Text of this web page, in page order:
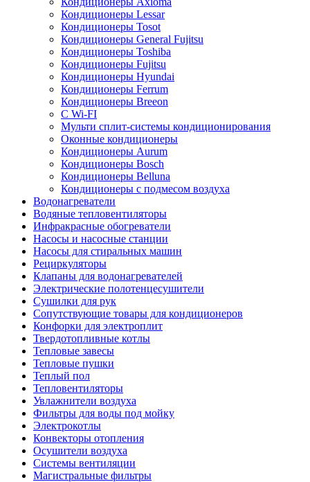
Кондиционеры Lessar
Кондиционеры Tosot
Кондиционеры General Fujitsu
Кондиционеры Toshiba
Кондиционеры Fujitsu
Кондиционеры Hyundai
Кондиционеры Ferrum
Кондиционеры Breeon
С Wi-FI
Мульти сплит-системы кондиционирования
Оконные кондиционеры
Кондиционеры Aurum
Кондиционеры Bosch
Кондиционеры Belluna
Кондиционеры с подмесом воздуха
Водонагреватели
Водяные тепловентиляторы
Инфракрасные обогреватели
Насосы и насосные станции
Насосы для стиральных машин
Рециркуляторы
Клапаны для водонагревателей
Электрические полотенцесушители
Сушилки для рук
Сопутствующие товары для кондиционеров
Конфорки для электроплит
Твердотопливные котлы
Тепловые завесы
Тепловые пушки
Теплый пол
Тепловентиляторы
Увлажнители воздуха
Фильтры для воды под мойку
Электрокотлы
Конвекторы отопления
Осушители воздуха
Системы вентиляции
Магистральные фильтры